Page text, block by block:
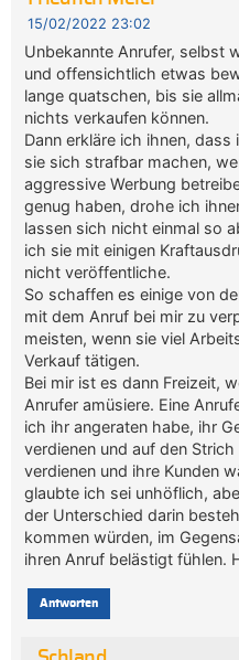
15/02/2022 23:02
Unbekannte Anrufer, selbst
und offensichtlich etwas
lange quatschen, bis sie
nichts verkaufen können.
Dann erkläre ich ihnen,
sie sich strafbar machen,
aggressive Werbung
genug haben, drohe ich
lassen sich nicht einmal so
ich sie mit einigen
nicht veröffentliche.
So schaffen es einige von
mit dem Anruf bei mir zu
meisten, wenn sie viel
Verkauf tätigen.
Bei mir ist es dann Freizeit,
Anrufer amüsiere. Eine
ich ihr angeraten habe, ihr
verdienen und auf den
verdienen und ihre Kunden
glaubte ich sei unhöflich,
der Unterschied darin
kommen würden, im
ihren Anruf belästigt fühlen.
Antworten